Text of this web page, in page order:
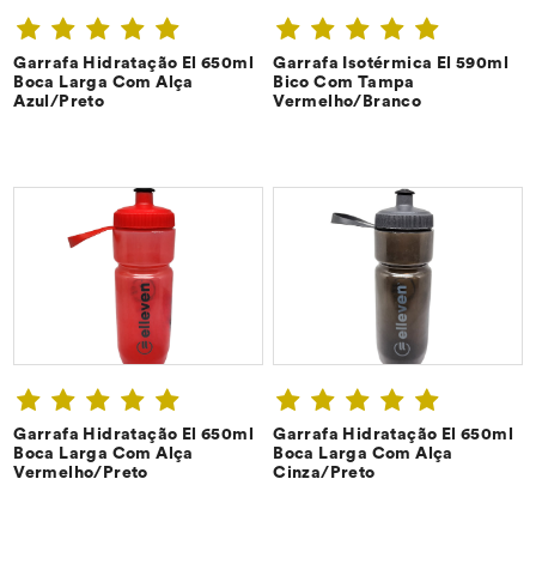
CONFIRA ➔
Garrafa Hidratação El 650ml
Boca Larga Com Alça
Azul/Preto
CONFIRA ➔
Garrafa Isotérmica El 590ml
Bico Com Tampa
Vermelho/Branco
CONFIRA ➔
Garrafa Hidratação El 650ml
Boca Larga Com Alça
Vermelho/Preto
CONFIRA ➔
Garrafa Hidratação El 650ml
Boca Larga Com Alça
Cinza/Preto